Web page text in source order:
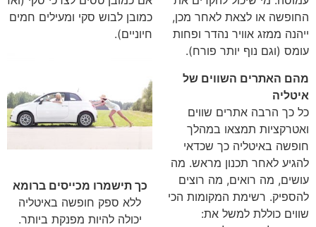
החופשה או לצאת לאחר מכן,
ייהנה ממזג אוויר נהדר ופחות
עומס (וגם נוף יותר פורח).
מהם האתרים השווים של
איטליה
כל כך הרבה אתרים שווים
ואטרקציות תמצאו במהלך
חופשה באיטליה כך שכדאי
להגיע לאחר תכנון מראש. מה
עושים, מה רואים, מה רוצים
להספיק. רשימת המקומות הכי
שווים כוללת למשל את:
כמובן לבוש סקי ומעילים חמים
חיוניים).
כך תישמרו מכייסים ברומא
ללא ספק חופשה באיטליה
יכולה להיות מפנקת ביותר.